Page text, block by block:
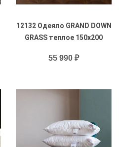
12132 Одеяло GRAND DOWN
GRASS теплое 150х200
55 990 ₽